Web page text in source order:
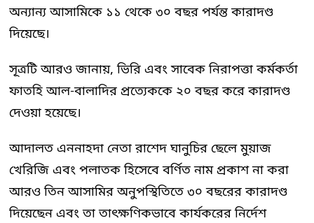
অন্যান্য আসামিকে ১১ থেকে ৩০ বছর পর্যন্ত কারাদণ্ড
দিয়েছে।
সূত্রটি আরও জানায়, ভিরি এবং সাবেক নিরাপত্তা কর্মকর্তা
ফাতহি আল-বালাদির প্রত্যেককে ২০ বছর করে কারাদণ্ড
দেওয়া হয়েছে।
আদালত এননাহদা নেতা রাশেদ ঘানুচির ছেলে মুয়াজ
খেরিজি এবং পলাতক হিসেবে বর্ণিত নাম প্রকাশ না করা
আরও তিন আসামির অনুপস্থিতিতে ৩০ বছরের কারাদণ্ড
দিয়েছেন এবং তা তাৎক্ষণিকভাবে কার্যকরের নির্দেশ